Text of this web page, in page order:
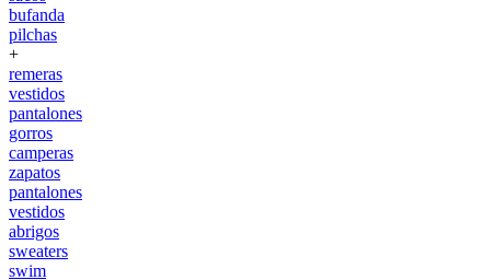
bufanda
pilchas
+
remeras
vestidos
pantalones
gorros
camperas
zapatos
pantalones
vestidos
abrigos
sweaters
swim